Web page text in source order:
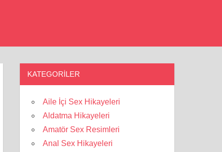
KATEGORILER
Aile İçi Sex Hikayeleri
Aldatma Hikayeleri
Amatör Sex Resimleri
Anal Sex Hikayeleri